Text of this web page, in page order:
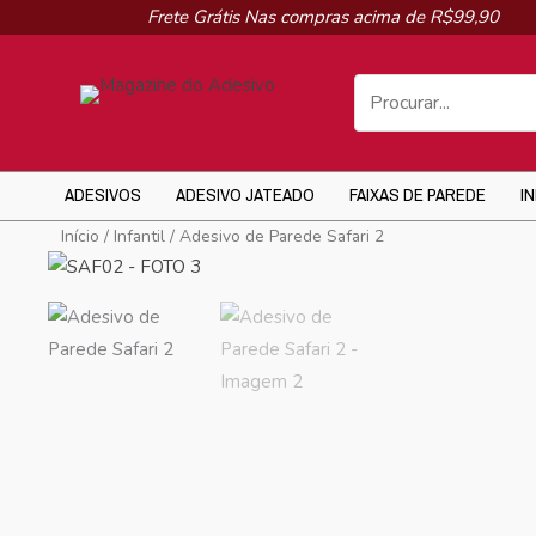
Frete Grátis Nas compras acima de R$99,90
ADESIVOS ADESIVO JATEADO FAIXAS DE PAREDE
Início / Infantil / Adesivo de Parede Safari 2